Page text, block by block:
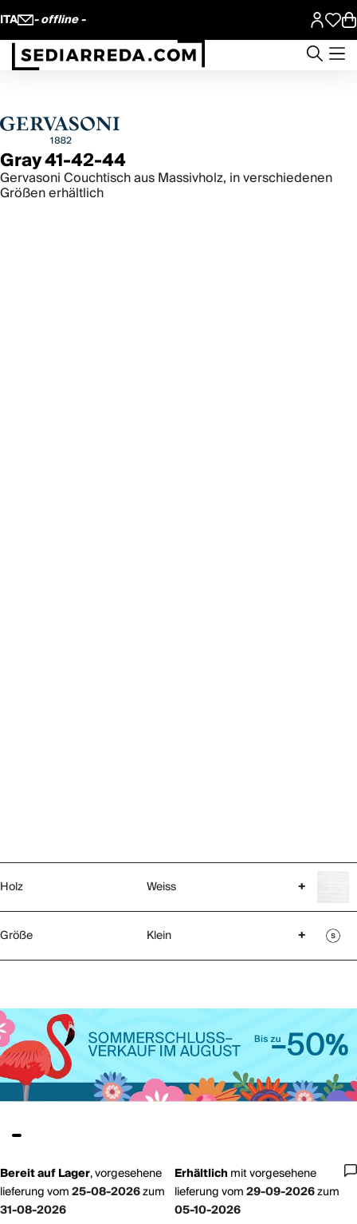
ITA - offline -
Gray 41-42-44
Gervasoni Couchtisch aus Massivholz, in verschiedenen
Größen erhältlich
Holz Weiss +
Größe Klein +
Bereit auf Lager,vorgesehene
lieferung vom25-08-2026zum
31-08-2026
Erhältlich mitvorgesehene
lieferung vom29-09-2026zum
05-10-2026